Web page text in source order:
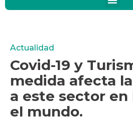
Actualidad
Covid-19 y
medida afecta
a este sector en
el mundo.